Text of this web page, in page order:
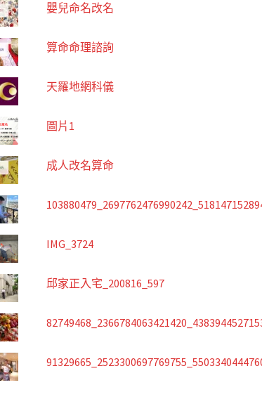
嬰兒命名改名
算命命理諮詢
天羅地網科儀
圖片1
成人改名算命
IMG_3724
邱家正入宅_200816_597